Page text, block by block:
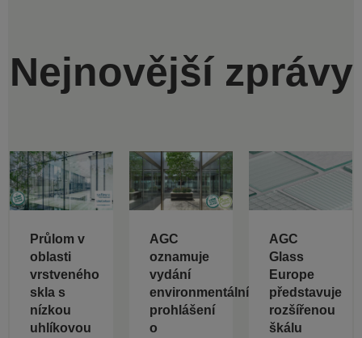
Nejnovější zprávy
Průlom v
oblasti
vrstveného
skla s
nízkou
uhlíkovou
AGC
oznamuje
vydání
environmentálních
prohlášení
o
AGC
Glass
Europe
představuje
rozšířenou
škálu